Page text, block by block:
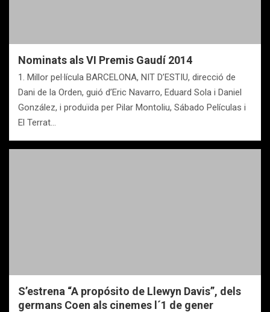
Nominats als VI Premis Gaudí 2014
1. Millor pel·lícula BARCELONA, NIT D’ESTIU, direcció de
Dani de la Orden, guió d’Eric Navarro, Eduard Sola i Daniel
González, i produïda per Pilar Montoliu, Sábado Películas i
El Terrat…
S’estrena “A propósito de Llewyn Davis”, dels
germans Coen als cinemes l´1 de gener